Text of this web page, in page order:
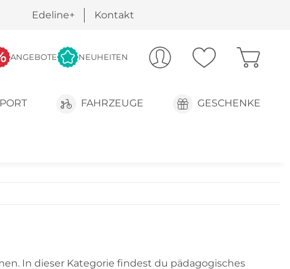
Edeline+ Kontakt
ANGEBOTE NEUHEITEN
FAHRZEUGE GESCHENKE
In dieser Kategorie findest du pädagogisches